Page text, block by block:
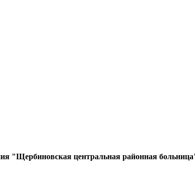
"Щербиновская центральная районная